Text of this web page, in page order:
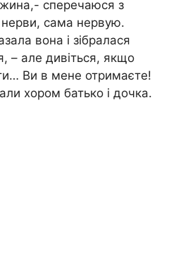
сперечаюся з
нерви, сама нервую.
вона і зібралася
– але дивіться, якщо
Ви в мене отримаєте!
хором батько і дочка.